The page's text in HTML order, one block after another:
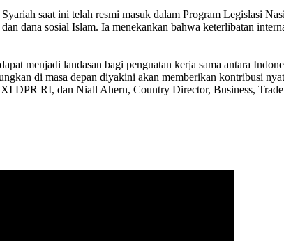
saat ini telah resmi masuk dalam Program Legislasi
dana sosial Islam. Ia menekankan bahwa keterlibatan
menjadi landasan bagi penguatan kerja sama antara
di masa depan diyakini akan memberikan kontribusi
DPR RI, dan Niall Ahern, Country Director, Business,